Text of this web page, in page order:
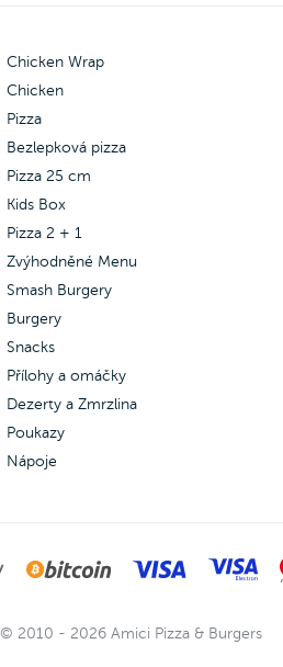
Chicken Spinach.
Třetí zdarma můžeš vybrat z pizzy
Šunkové, Margherita, Salámová,
Šunka & salám, Veggie a Quattro
Chicken Wrap
Chicken
Pizza
Bezlepková pizza
Pizza 25 cm
Kids Box
Pizza 2 + 1
Zvýhodněné Menu
Smash Burgery
Burgery
Snacks
Přílohy a omáčky
Dezerty a Zmrzlina
Poukazy
Nápoje
© 2010 - 2026 Amici Pizza & Burgers